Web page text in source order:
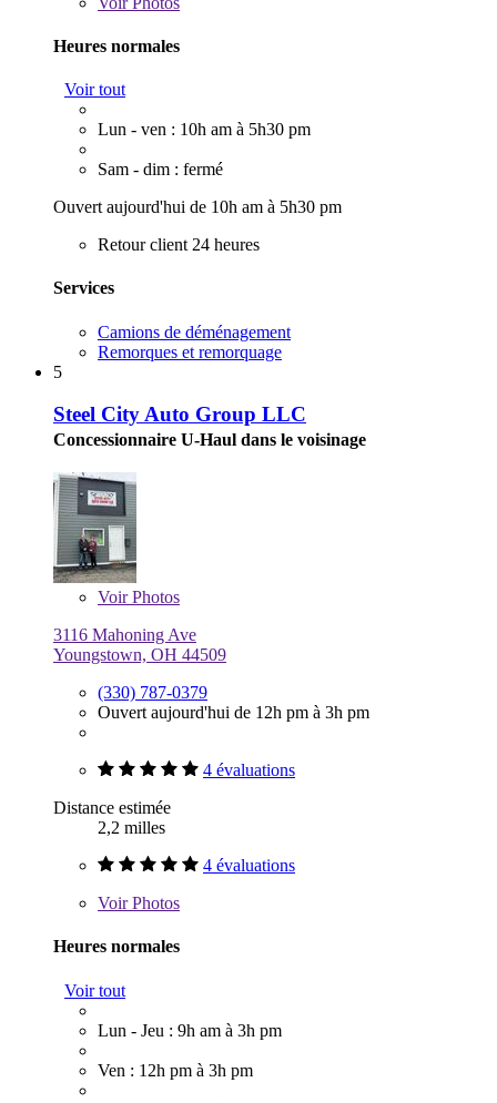
Heures normales
Voir tout
Lun - ven : 10h am à 5h30 pm
Sam - dim : fermé
Ouvert aujourd'hui de 10h am à 5h30 pm
Retour client 24 heures
Services
Camions de déménagement
Remorques et remorquage
5
Steel City Auto Group LLC
Concessionnaire U-Haul dans le voisinage
VoirPhotos
3116 Mahoning Ave
Youngstown, OH 44509
(330) 787-0379
Ouvert aujourd'hui de 12h pm à 3h pm
4 évaluations
Distance estimée
2,2 milles
4 évaluations
VoirPhotos
Heures normales
Voir tout
Lun - Jeu : 9h am à 3h pm
Ven : 12h pm à 3h pm